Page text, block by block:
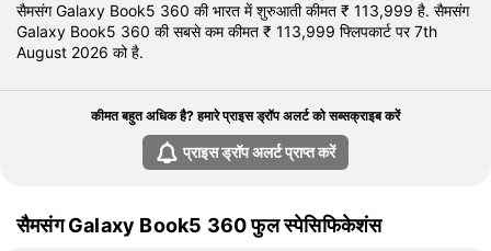
सैमसंग Galaxy Book5 360 की भारत में शुरुआती कीमत ₹ 113,999 है. सैमसंग
Galaxy Book5 360 की सबसे कम कीमत ₹ 113,999 फ्लिपकार्ट पर 7th
August 2026 को है.
कीमत बहुत अधिक है? हमारे प्राइस ड्रॉप अलर्ट को सब्सक्राइब करें
प्राइस ड्रॉप अलर्ट प्राप्त करें
सैमसंग Galaxy Book5 360 फुल स्पेसिफिकेशंस